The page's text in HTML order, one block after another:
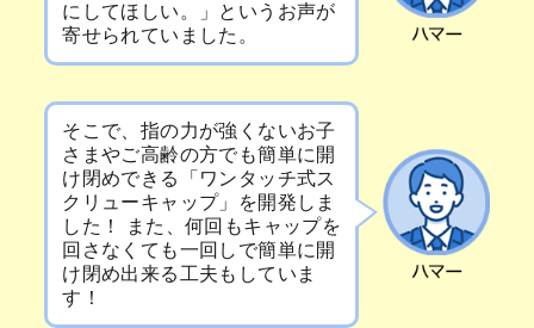
にしてほしい。」というお声が
寄せられていました。
そこで、指の力が強くないお子
さまやご高齢の方でも簡単に開
け閉めできる「ワンタッチ式ス
クリューキャップ」を開発しま
した！ また、何回もキャップを
回さなくても一回しで簡単に開
け閉め出来る工夫もしていま
す！